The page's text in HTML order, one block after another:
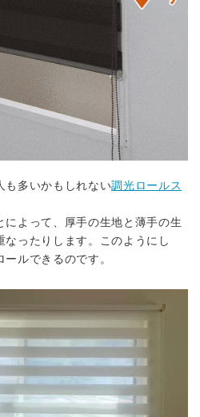
も多いかもしれない調光ロールス
よって、厚手の生地と薄手の生
ったりします。このようにし
ルできるのです。